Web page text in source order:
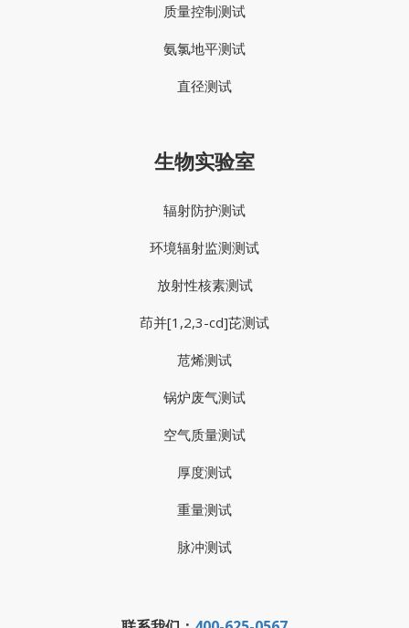
质量控制测试
氨氯地平测试
直径测试
生物实验室
辐射防护测试
环境辐射监测测试
放射性核素测试
茚并[1,2,3-cd]芘测试
苊烯测试
锅炉废气测试
空气质量测试
厚度测试
重量测试
脉冲测试